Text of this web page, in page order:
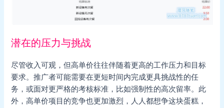
潜在的压力与挑战
尽管收入可观，但高单价往往伴随着更高的工作压力和目标
要求。推广者可能需要在更短时间内完成更具挑战性的任
务，或面对更严格的考核标准，比如强制性的高次留率。此
外，高单价项目的竞争也更加激烈，人人都想争这块蛋糕，